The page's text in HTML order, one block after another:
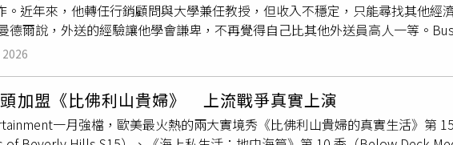
子而言，不只是收入來源，更是讓他們理解「每一分錢都來之不易」的重要契
站中間啊。」更笑說自己站C位，作用是可以突顯沈建豪、吳俊宏跳得比較好
筠、陳怡婷、吳美琳帶來〈給我幾秒鐘〉，三人身穿火辣中空裝，一出場就讓
棒演唱〈冬天裡的一把火〉，動感的節奏震撼全場，讓人目瞪口呆。康康一邊
表示這是現場！」袁小迪也大感欽佩，當場對陳隨意的唱片公司老闆喊話，建
會更紅」。《綜藝一級棒》每週六晚間8點於中視頻道、每週日晚間8點於中天
身「三小虎」。（圖／中視提供）
。近年來，他轉任行銷顧問與大學兼任教授，但收入不穩定，只能尋找其他經
德爾說，外送的經驗讓他學會謙卑，不再覺得自己比其他外送員高人一等。
是在萬事達卡工作的8年期間，他一路晉升到副總裁，負責全球社群媒體。近
這些工作並未帶來足夠的收入。為了創辦自己的公司，曼德爾在心理治療師的
餐。他坦言，自己起初抗拒從事零工，認為以哥倫比亞大學碩士學歷投入外送工
，實際投入後，曼德爾深刻感受到外送員在城市中的「隱形」處境，即便付出
爾指出，外送平台向消費者收取高額費用，卻仍仰賴小費制度，並未真正保障
加盟《比佛利山貴婦》 上流戰爭真實上演
一月強檔，歐美最火熱的兩大實境秀《比佛利山貴婦的真實生活》第